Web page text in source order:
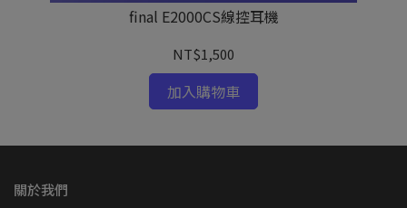
final E2000CS線控耳機
NT$1,500
加入購物車
關於我們